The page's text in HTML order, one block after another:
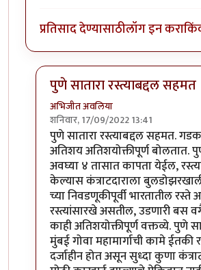
प्रतिसाद देण्यासाठीलॉग इन करा
पुणे सातारा रस्त्याबद्दल सहमत
अभिजीत अवलिया
शनिवार, 17/09/2022 13:41
In reply toगडकरी साहेब कितीही
पुणे सातारा रस्त्याबद्दल सहमत.
अतिशय अतिशयोक्तीपूर्ण बोलतात.
अवघ्या ४ तासात कापता येईल,
केल्यास कंत्राटदाराला
च्या निवडणूकीपूर्वी भारतातील रस्ते
रस्त्यांसारखे असतील, उडणारी बस
काही अतिशयोक्तीपूर्ण वक्तव्ये. पुणे
मुंबई गोवा महामार्गाची कामे
दर्जाहीन होत असून सुध्दा कुणा